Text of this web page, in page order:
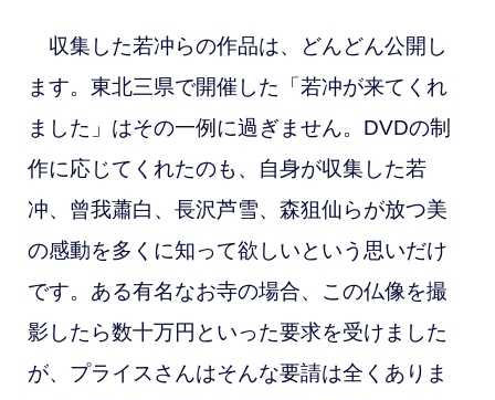
収集した若冲らの作品は、どんどん公開し
ます。東北三県で開催した「若冲が来てくれ
ました」はその一例に過ぎません。DVDの制
作に応じてくれたのも、自身が収集した若
冲、曾我蕭白、長沢芦雪、森狙仙らが放つ美
の感動を多くに知って欲しいという思いだけ
です。 ある有名なお寺の場合、この仏像を撮
影したら数十万円といった要求を受けました
が、プライスさんはそんな要請は全くありま